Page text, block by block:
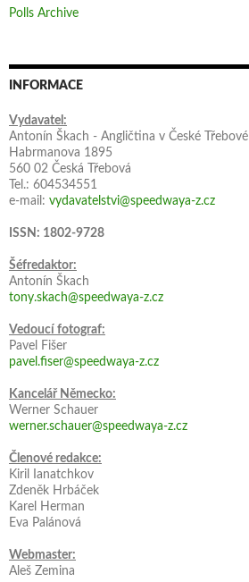
Polls Archive
INFORMACE
Vydavatel:
Antonín Škach - Angličtina v České Třebové
Habrmanova 1895
560 02 Česká Třebová
Tel.: 604534551
e-mail: vydavatelstvi@speedwaya-z.cz
ISSN: 1802-9728
Šéfredaktor:
Antonín Škach
tony.skach@speedwaya-z.cz
Vedoucí fotograf:
Pavel Fišer
pavel.fiser@speedwaya-z.cz
Kancelář Německo:
Werner Schauer
werner.schauer@speedwaya-z.cz
Členové redakce:
Kiril Ianatchkov
Zdeněk Hrbáček
Karel Herman
Eva Palánová
Webmaster:
Aleš Zemina